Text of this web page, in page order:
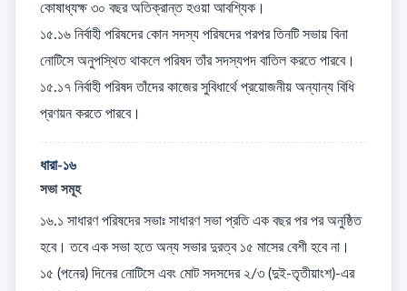
কোষাধ্যক্ষ ৩০ বছর অতিক্রান্ত হওয়া আবশ্যিক।
১৫.১৬ নির্বাহী পরিষদের কোন সদস্য পরিষদের পরপর তিনটি সভায় বিনা
নোটিসে অনুপস্থিত থাকলে পরিষদ তাঁর সদস্যপদ বাতিল করতে পারবে।
১৫.১৭ নির্বাহী পরিষদ তাঁদের কাজের সুবিধার্থে প্রয়োজনীয় অন্যান্য বিধি
প্রণয়ন করতে পারবে।
ধারা-১৬
সভা সমূহ
১৬.১ সাধারণ পরিষদের সভাঃ সাধারণ সভা প্রতি এক বছর পর পর অনুষ্ঠিত
হবে। তবে এক সভা হতে অন্য সভার দুরত্ব ১৫ মাসের বেশী হবে না।
১৫ (পনের) দিনের নোটিসে এবং মোট সদসদের ২/৩ (দুই-তৃতীয়াংশ)-এর